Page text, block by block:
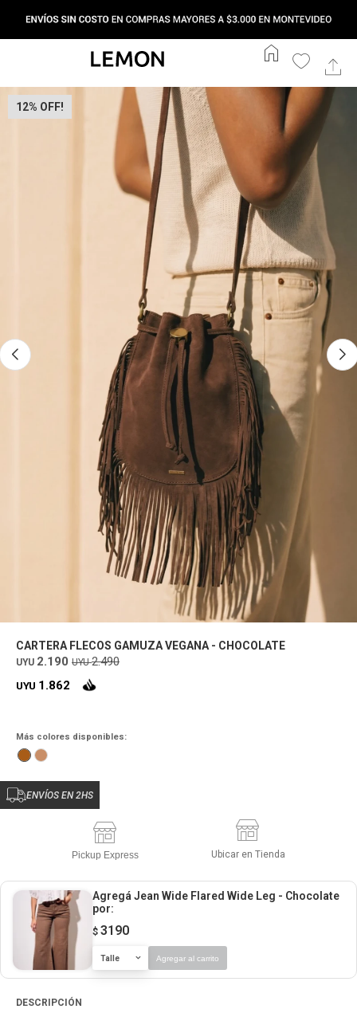
home
12
CARTERA FLECOS GAMUZA VEGANA - CHOCOLATE
UYU 2.190 UYU 2.490
UYU 1.862
Más colores disponibles:
ENVÍOS EN 2HS
Pickup Express Ubicar en Tienda
Agregá Jean Wide Flared Wide Leg - Chocolate
por:
$ 3190
Talle Agregar al carrito
DESCRIPCIÓN